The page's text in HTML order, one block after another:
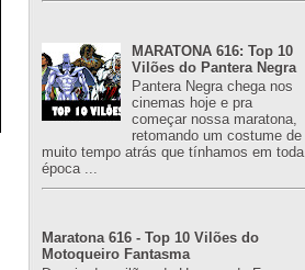
MARATONA 616: Top 10
Vilões do Pantera Negra
Pantera Negra chega nos
cinemas hoje e pra
começar nossa maratona,
retomando um costume de
muito tempo atrás que tínhamos em toda
época ...
Maratona 616 - Top 10 Vilões do
Motoqueiro Fantasma